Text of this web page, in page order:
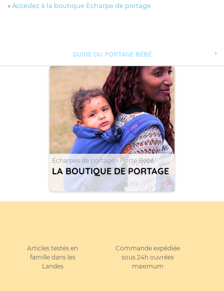
GUIDE DU PORTAGE BÉBÉ
Echarpes de portage - Porte Bébé
LA BOUTIQUE DE PORTAGE
>
»Accédez à la boutique Echarpe de portage
Articles testés en
famille dans les
Landes
Commande expédiée
sous 24h ouvrées
maximum